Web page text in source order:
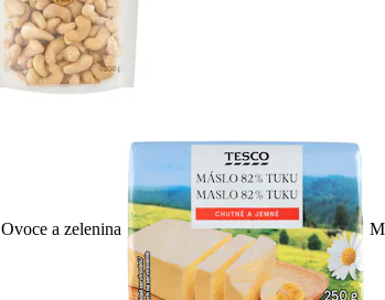
Ovoce a zelenina